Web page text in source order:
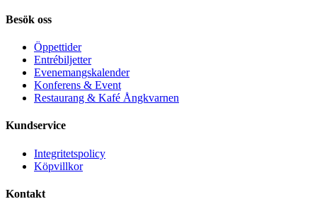
Besök oss
Öppettider
Entrébiljetter
Evenemangskalender
Konferens & Event
Restaurang & Kafé Ångkvarnen
Kundservice
Integritetspolicy
Köpvillkor
Kontakt